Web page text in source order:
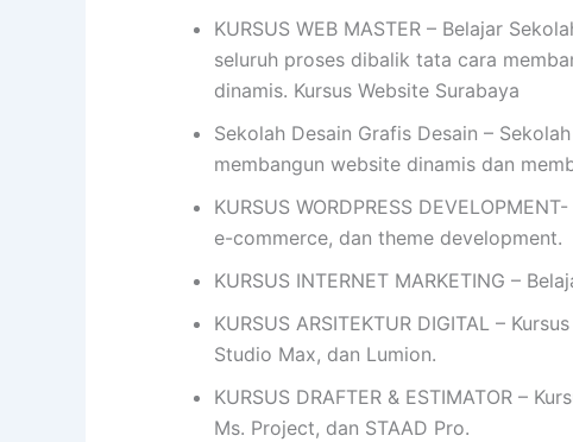
KURSUS WEB MASTER – Belajar
seluruh proses dibalik tata cara
dinamis. Kursus Website Surabaya
Sekolah Desain Grafis Desain –
membangun website dinamis dan
KURSUS WORDPRESS
e-commerce, dan theme development.
KURSUS INTERNET MARKETING –
KURSUS ARSITEKTUR DIGITAL –
Studio Max, dan Lumion.
KURSUS DRAFTER & ESTIMATOR –
Ms. Project, dan STAAD Pro.